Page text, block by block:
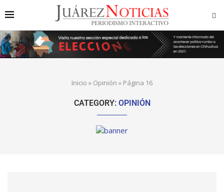
Inicio » Opinión » Página 16
CATEGORY: OPINIÓN